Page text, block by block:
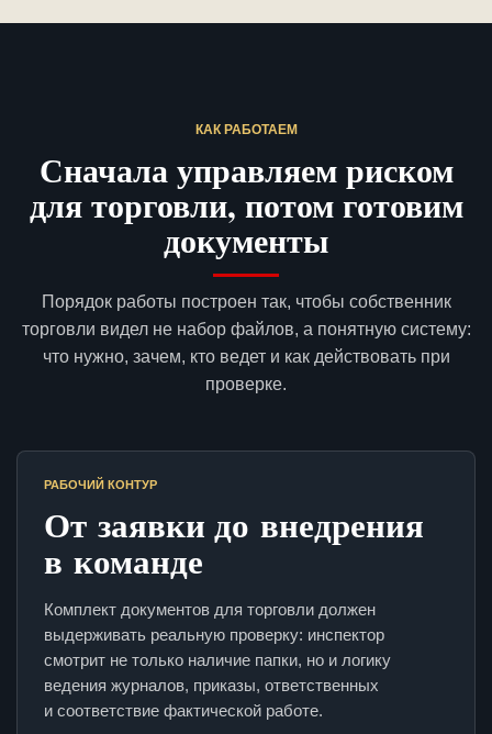
КАК РАБОТАЕМ
Сначала управляем риском
для торговли, потом готовим
документы
Порядок работы построен так, чтобы собственник
торговли видел не набор файлов, а понятную систему:
что нужно, зачем, кто ведет и как действовать при
проверке.
РАБОЧИЙ КОНТУР
От заявки до внедрения
в команде
Комплект документов для торговли должен
выдерживать реальную проверку: инспектор
смотрит не только наличие папки, но и логику
ведения журналов, приказы, ответственных
и соответствие фактической работе.